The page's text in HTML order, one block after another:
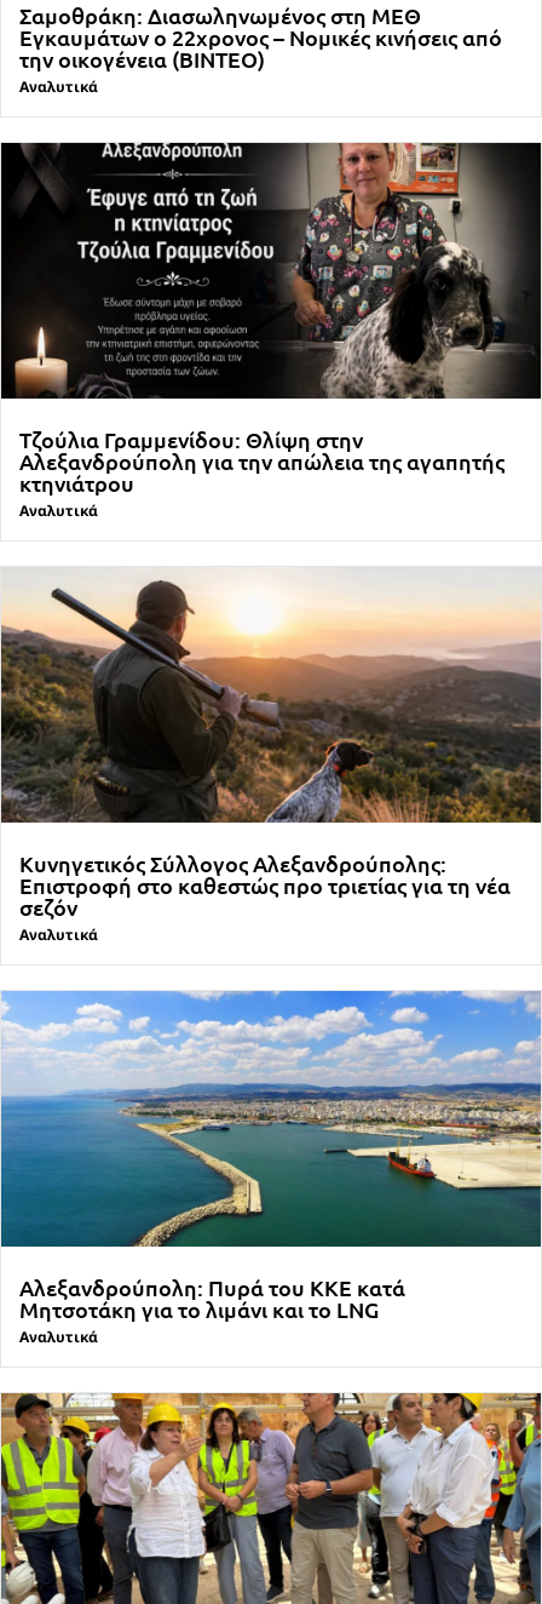
Σαμοθράκη: Διασωληνωμένος στη ΜΕΘ
Εγκαυμάτων ο 22χρονος – Νομικές κινήσεις από
την οικογένεια (ΒΙΝΤΕΟ)
Αναλυτικά
Τζούλια Γραμμενίδου: Θλίψη στην
Αλεξανδρούπολη για την απώλεια της αγαπητής
κτηνιάτρου
Αναλυτικά
Κυνηγετικός Σύλλογος Αλεξανδρούπολης:
Επιστροφή στο καθεστώς προ τριετίας για τη νέα
σεζόν
Αναλυτικά
Αλεξανδρούπολη: Πυρά του ΚΚΕ κατά
Μητσοτάκη για το λιμάνι και το LNG
Αναλυτικά